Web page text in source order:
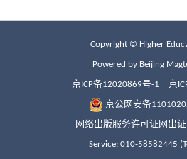
Copyright © Higher
Powered by Beijing
京ICP备12020869号-1 京
京公网安备
网络出版服务许可证网出
Service: 010-58582445